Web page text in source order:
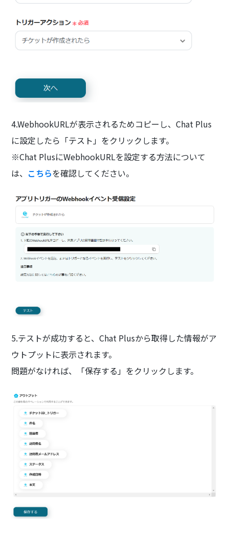
4.WebhookURLが表示されるためコピーし、Chat Plus
に設定したら「テスト」をクリックします。
※Chat PlusにWebhookURLを設定する方法について
は、 こちらを確認してください。
5.テストが成功すると、Chat Plusから取得した情報がア
ウトプットに表示されます。
問題がなければ、「保存する」をクリックします。